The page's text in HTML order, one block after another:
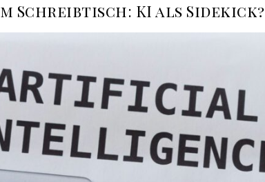
Schreibtisch: KI als Sidekick?